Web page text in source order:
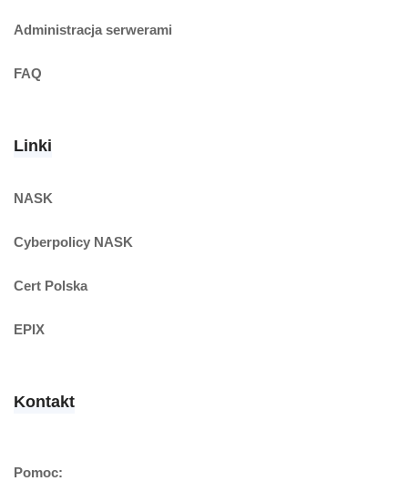
Administracja serwerami
FAQ
Linki
NASK
Cyberpolicy NASK
Cert Polska
EPIX
Kontakt
Pomoc: